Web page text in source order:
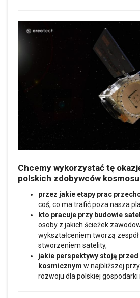
Chcemy wykorzystać tę
polskich zdobywców
przez jakie etapy prac
coś, co ma trafić poza nasza
kto pracuje przy budowie
osoby z jakich ścieżek
wykształceniem tworzą
stworzeniem satelity,
jakie perspektywy stoją
kosmicznym w najbliższej
rozwoju dla polskiej gospodarki